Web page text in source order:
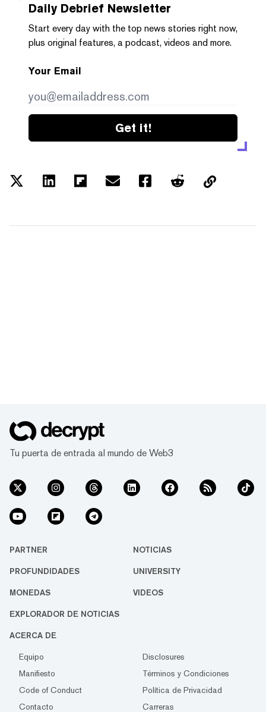
Daily Debrief Newsletter
Start every day with the top news stories right now,
plus original features, a podcast, videos and more.
Your Email
Get it!
Tu puerta de entrada al mundo de Web3
PARTNER NOTICIAS
PROFUNDIDADES UNIVERSITY
MONEDAS VIDEOS
EXPLORADOR DE NOTICIAS
ACERCA DE
Equipo
Disclosures
Manifiesto
Términos y Condiciones
Code of Conduct
Política de Privacidad
Contacto
Carreras